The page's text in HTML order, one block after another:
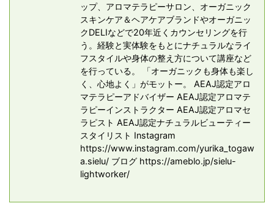
ップ、アロマテラピーサロン、オーガニック
スキンケア＆ヘアケアブランドやオーガニッ
クDELIなどで20年近くカウンセリングを行
う。経験と実体験をもとにナチュラルなライ
フスタイルや身体の整え方について講座など
を行っている。 「オーガニックも身体も楽し
く、心地よく」がモットー。 AEAJ認定アロ
マテラピーアドバイザー AEAJ認定アロマテ
ラピーインストラクター AEAJ認定アロマセ
ラピスト AEAJ認定ナチュラルビューティー
スタイリスト Instagram
https://www.instagram.com/yurika_togaw
a.sielu/ ブログ https://ameblo.jp/sielu-
lightworker/